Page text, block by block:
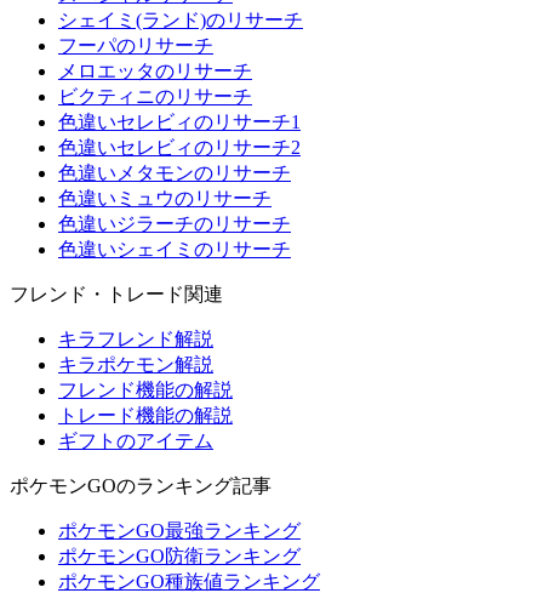
シェイミ(ランド)のリサーチ
フーパのリサーチ
メロエッタのリサーチ
ビクティニのリサーチ
色違いセレビィのリサーチ1
色違いセレビィのリサーチ2
色違いメタモンのリサーチ
色違いミュウのリサーチ
色違いジラーチのリサーチ
色違いシェイミのリサーチ
フレンド・トレード関連
キラフレンド解説
キラポケモン解説
フレンド機能の解説
トレード機能の解説
ギフトのアイテム
ポケモンGOのランキング記事
ポケモンGO最強ランキング
ポケモンGO防衛ランキング
ポケモンGO種族値ランキング